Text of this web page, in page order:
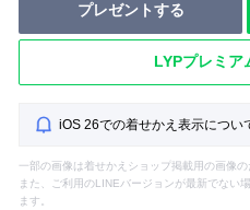
プレゼントする
LYPプレミア
iOS 26での着せかえ表示につい
一部の画像は着せかえショップ掲載用の画像
また、ご利用のLINEバージョンが最新でない
ます。